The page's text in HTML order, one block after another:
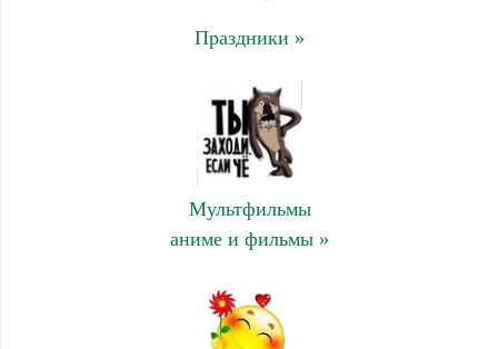
Праздники »
Мультфильмы
аниме и фильмы »